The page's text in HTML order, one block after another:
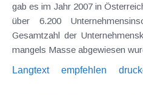
gab es im Jahr 2007 in
über 6.200
Gesamtzahl der
mangels Masse abgewiesen
Langtext
empfehlen